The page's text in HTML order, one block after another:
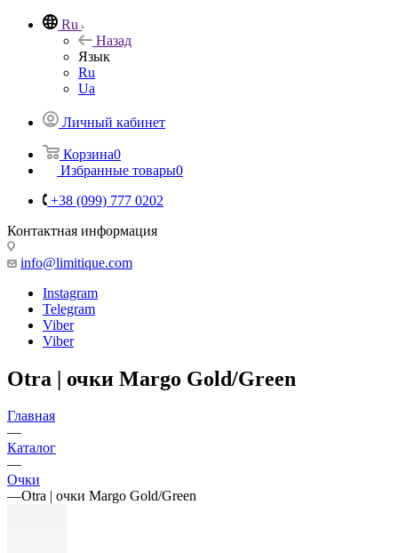
Ru
Назад
Язык
Ru
Ua
Личный кабинет
Корзина0
Избранные товары0
+38 (099) 777 0202
Контактная информация
info@limitique.com
Instagram
Telegram
Viber
Viber
Otra | очки Margo Gold/Green
Главная
—
Каталог
—
Очки
—Otra | очки Margo Gold/Green